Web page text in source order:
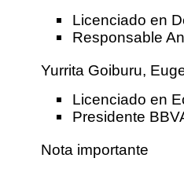
Licenciado en
Responsable
Yurrita Goiburu,
Licenciado en
Presidente
Nota importante